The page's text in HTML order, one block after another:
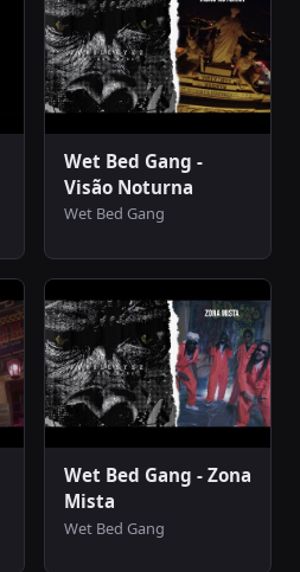
Wet Bed Gang -
Visão Noturna
Wet Bed Gang
Wet Bed Gang - Zona
Mista
Wet Bed Gang